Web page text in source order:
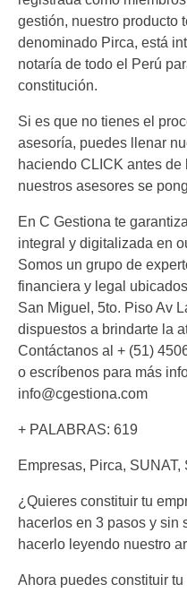
gestión, nuestro producto
denominado Pirca, está
notaría de todo el Perú
constitución.
Si es que no tienes el
asesoría, puedes llenar
haciendo CLICK antes
nuestros asesores se
En C Gestiona te
integral y digitalizada en
Somos un grupo de
financiera y legal
San Miguel, 5to. Piso Av
dispuestos a brindarte la
Contáctanos al + (51)
o escríbenos para más
info@cgestiona.com
+ PALABRAS: 619
Empresas, Pirca,
¿Quieres constituir tu
hacerlos en 3 pasos y sin
hacerlo leyendo nuestro
Ahora puedes constituir